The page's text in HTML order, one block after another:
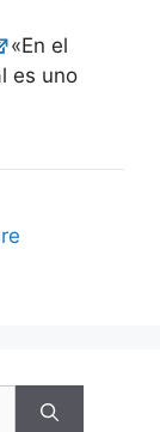
«En el
es uno